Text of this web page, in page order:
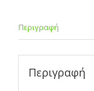
Περιγραφή
Περιγραφή